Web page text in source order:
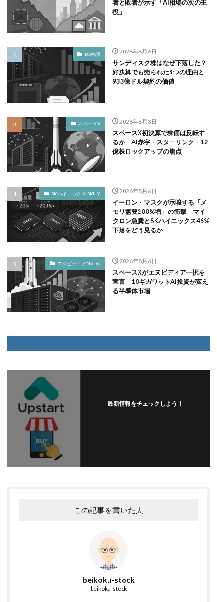
者と敗者が示す「AI相場の次の主
役」
BS余話 2026年8月6日
サンディスク株はなぜ下落した？
好決算でも売られた3つの理由と
933億ドル契約の価値
スペースX 2026年8月3日
スペースX初決算で株価は反転す
るか AI赤字・スターリンク・12
億株ロックアップの焦点
SKハイニックス SKHY 2026年8月6日
イーロン・マスクが示唆する「メ
モリ需要200%増」の衝撃 マイ
クロン急騰とSKハイニックス46%
下落をどう見るか
エヌビディアNVDA 2026年8月6日
スペースXがエヌビディア一択を
宣言 10ギガワットAI投資が変え
る半導体市場
最新情報をチェックしよう！
この記事を書いた人
beikoku-stock
beikoku-stock